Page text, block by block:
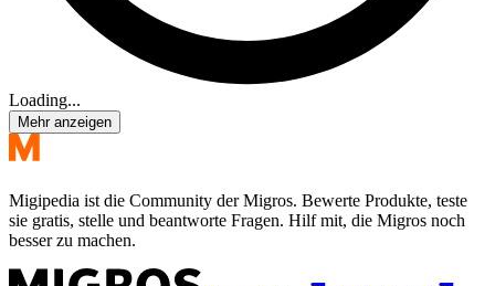
Loading...
Mehr anzeigen
Migipedia ist die Community der Migros. Bewerte Produkte, teste
sie gratis, stelle und beantworte Fragen. Hilf mit, die Migros noch
besser zu machen.